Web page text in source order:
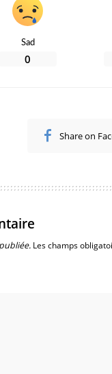
Sad
0
Share on
Les champs